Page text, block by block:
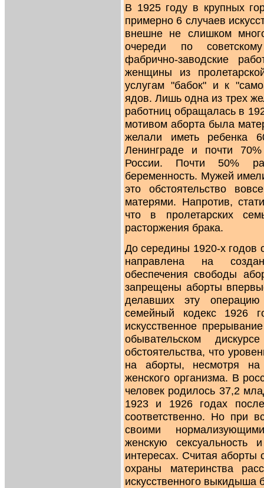
В 1925 году в крупных
примерно 6 случаев
внешне не слишком
очереди по советскому
фабрично-заводские
женщины из
услугам "бабок" и к
ядов. Лишь одна из трех
работниц обращалась в
мотивом аборта была
желали иметь ребенка
Ленинграде и почти
России. Почти 50%
беременность. Мужей
это обстоятельство
матерями. Напротив,
что в пролетарских
расторжения брака.
До середины 1920-х годов
направлена на
обеспечения свободы
запрещены аборты
делавших эту
семейный кодекс 1926
искусственное
обывательском
обстоятельства, что
на аборты, несмотря
женского организма. В
человек родилось 37,2
1923 и 1926 годах
соответственно. Но при
своими
женскую сексуальность
интересах. Считая аборты
охраны материнства
искусственного выкидыша